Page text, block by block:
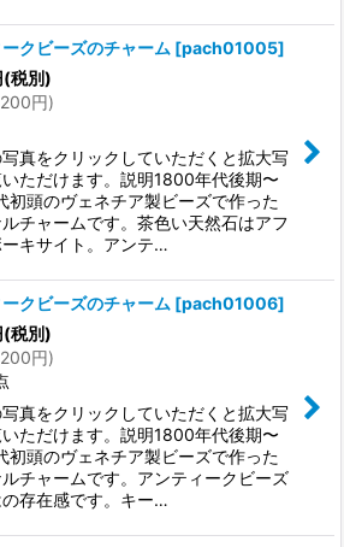
クビーズのチャーム [pach01005]
(税別)
円)
真をクリックしていただくと拡大写
ただけます。説明1800年代後期〜
初頭のヴェネチア製ビーズで作った
チャームです。茶色い天然石はアフ
ーキサイト。アンテ…
クビーズのチャーム [pach01006]
(税別)
円)
真をクリックしていただくと拡大写
ただけます。説明1800年代後期〜
初頭のヴェネチア製ビーズで作った
チャームです。アンティークビーズ
存在感です。キー…